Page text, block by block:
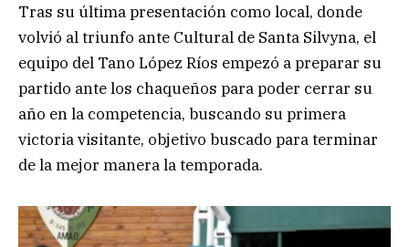
Tras su última presentación como local, donde
volvió al triunfo ante Cultural de Santa Silvyna, el
equipo del Tano López Ríos empezó a preparar su
partido ante los chaqueños para poder cerrar su
año en la competencia, buscando su primera
victoria visitante, objetivo buscado para terminar
de la mejor manera la temporada.